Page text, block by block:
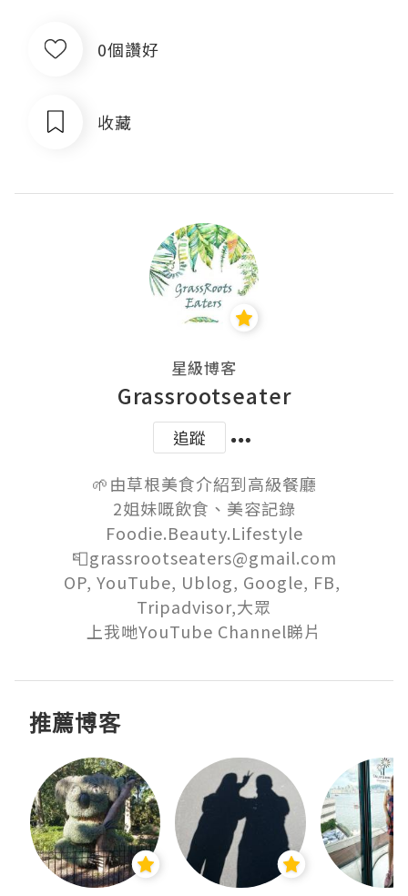
0個讚好
收藏
星級博客
Grassrootseater
追蹤
🌱由草根美食介紹到高級餐廳
2姐妹嘅飲食、美容記錄
Foodie.Beauty.Lifestyle
📮grassrootseaters@gmail.com
OP, YouTube, Ublog, Google, FB,
Tripadvisor,大眾
上我哋YouTube Channel睇片
推薦博客